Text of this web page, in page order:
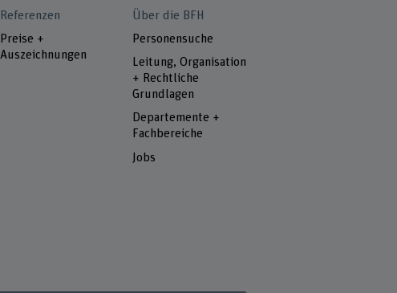
Referenzen
Preise +
Auszeichnungen
Über die BFH
Personensuche
Leitung, Organisation
+ Rechtliche
Grundlagen
Departemente +
Fachbereiche
Jobs